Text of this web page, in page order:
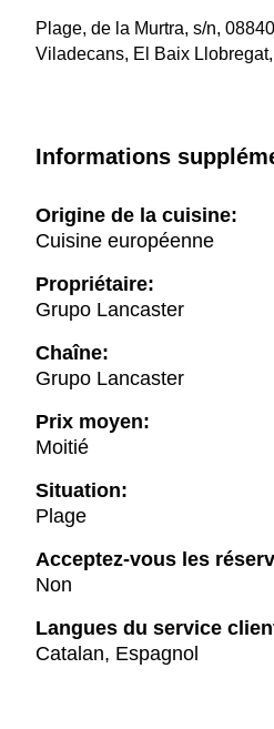
Plage, de la Murtra, s/n,
Viladecans, El Baix
Informations
Origine de la cuisine:
Cuisine européenne
Propriétaire:
Grupo Lancaster
Chaîne:
Grupo Lancaster
Prix moyen:
Moitié
Situation:
Plage
Acceptez-vous les
Non
Langues du service
Catalan, Espagnol